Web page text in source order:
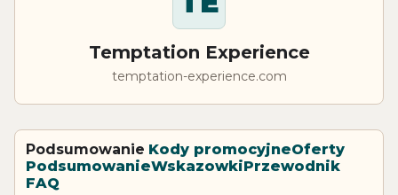
Temptation Experience
temptation-experience.com
Podsumowanie Kody promocyjneOferty
PodsumowanieWskazowkiPrzewodnik
FAQ